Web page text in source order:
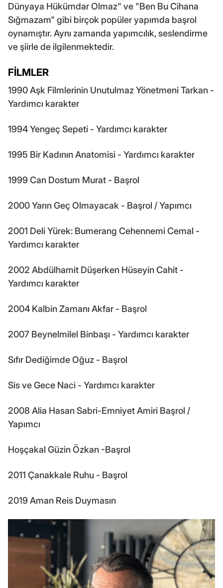
Dünyaya Hükümdar Olmaz" ve "Ben Bu Cihana
Sığmazam" gibi birçok popüler yapımda başrol
oynamıştır. Aynı zamanda yapımcılık, seslendirme
ve şiirle de ilgilenmektedir.
FİLMLER
1990 Aşk Filmlerinin Unutulmaz Yönetmeni Tarkan -
Yardımcı karakter
1994 Yengeç Sepeti - Yardımcı karakter
1995 Bir Kadının Anatomisi - Yardımcı karakter
1999 Can Dostum Murat - Başrol
2000 Yarın Geç Olmayacak - Başrol / Yapımcı
2001 Deli Yürek: Bumerang Cehennemi Cemal -
Yardımcı karakter
2002 Abdülhamit Düşerken Hüseyin Cahit -
Yardımcı karakter
2004 Kalbin Zamanı Akfar - Başrol
2007 Beynelmilel Binbaşı - Yardımcı karakter
Sıfır Dediğimde Oğuz - Başrol
Sis ve Gece Naci - Yardımcı karakter
2008 Alia Hasan Sabri-Emniyet Amiri Başrol /
Yapımcı
Hoşçakal Güzin Özkan -Başrol
2011 Çanakkale Ruhu - Başrol
2019 Aman Reis Duymasın